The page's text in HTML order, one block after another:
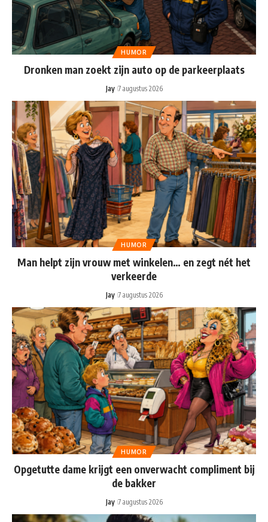
HUMOR
Dronken man zoekt zijn auto op de parkeerplaats
Jay 7 augustus 2026
HUMOR
Man helpt zijn vrouw met winkelen… en zegt nét het
verkeerde
Jay 7 augustus 2026
HUMOR
Opgetutte dame krijgt een onverwacht compliment bij
de bakker
Jay 7 augustus 2026